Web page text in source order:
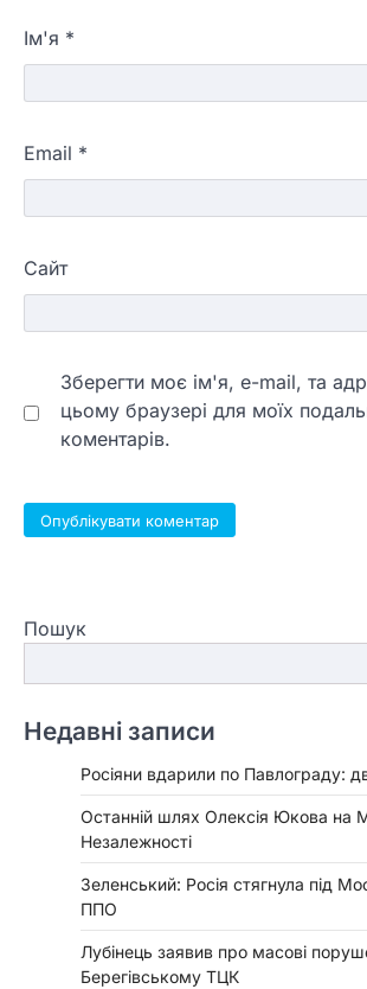
Ім'я *
Email *
Сайт
Зберегти моє ім'я, e-mail, та
цьому браузері для моїх
коментарів.
Пошук
Недавні записи
Росіяни вдарили по Павлограду:
Останній шлях Олексія Юкова на
Незалежності
Зеленський: Росія стягнула під
ППО
Лубінець заявив про масові
Берегівському ТЦК